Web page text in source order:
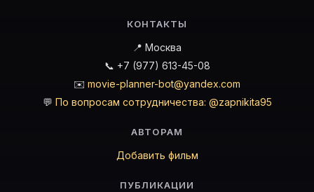
КОНТАКТЫ
📍 Москва
📞 +7 (977) 613-45-08
✉️ movie-planner-bot@yandex.com
💬 По вопросам сотрудничества: @zapnikita95
АВТОРАМ
Добавить фильм
ПУБЛИКАЦИИ